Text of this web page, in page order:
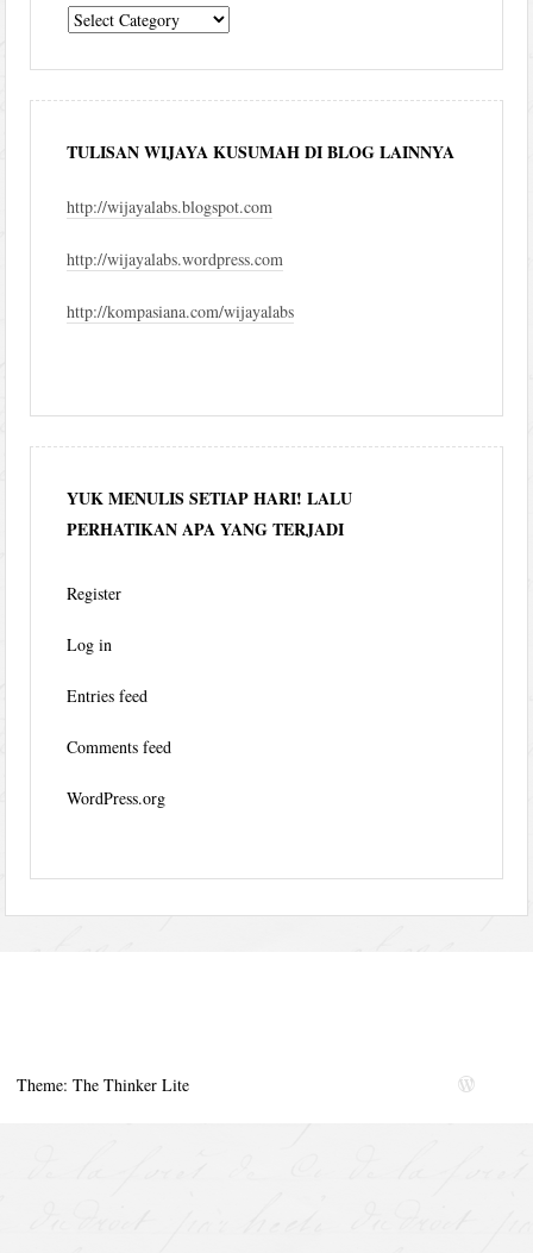
komentar
TULISAN WIJAYA KUSUMAH DI BLOG LAINNYA
http://wijayalabs.blogspot.com
http://wijayalabs.wordpress.com
http://kompasiana.com/wijayalabs
YUK MENULIS SETIAP HARI! LALU
PERHATIKAN APA YANG TERJADI
Register
Log in
Entries feed
Comments feed
WordPress.org
Theme: The Thinker Lite